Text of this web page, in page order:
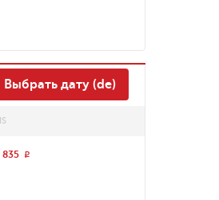
Выбрать дату (de)
835 r